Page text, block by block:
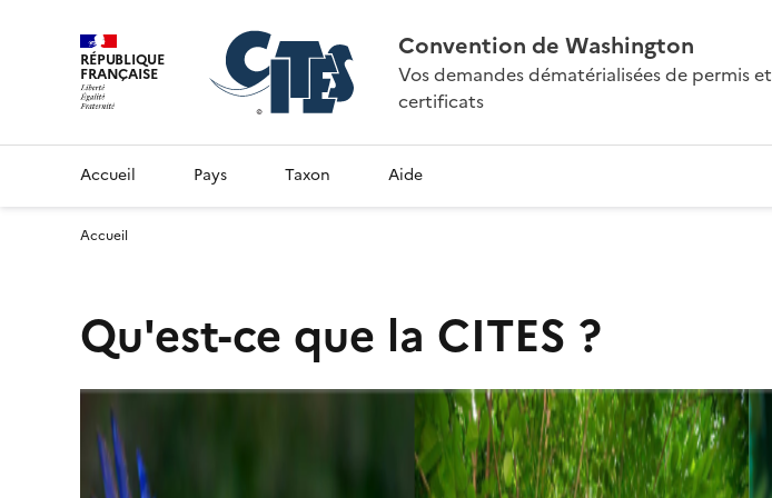
RÉPUBLIQUE
FRANÇAISE
Convention de Washington
Vos demandes dématérialisées de permis et
certificats
Accueil Pays Taxon Aide
Accueil
Qu'est-ce que la CITES ?